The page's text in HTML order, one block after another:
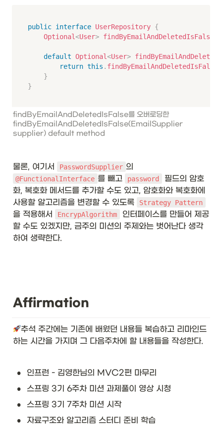
public interface UserRepository {
Optional<User> findByEmailAndDeletedIsFalse
default Optional<User>
return this . findByEmailAndDeletedIsFalse
}
}
findByEmailAndDeletedIsFalse를 오버로딩한
findByEmailAndDeletedIsFalse(EmailSupplier
supplier) default method
물론, 여기서 PasswordSupplier
@FunctionalInterface 를 빼고 password
필드의 암호
화, 복호화 메서드를 추가할 수도 있고, 암호화와 복호화에
사용할 알고리즘을 변경할 수 있도록
Strategy Pattern
을 적용해서 EncrypAlgorithm
인터페이스를 만들어 제공
할 수도 있겠지만, 금주의 미션의 주제와는 벗어난다 생각
하여 생략한다.
Affirmation
추석 주간에는 기존에 배웠던 내용들 복습하고 리마인드
하는 시간을 가지며 그 다음주차에 할 내용들을 작성한다.
• 인프런 - 김영한님의 MVC2편 마무리
• 스프링 3기 6주차 미션 과제풀이 영상 시청
• 스프링 3기 7주차 미션 시작
• 자료구조와 알고리즘 스터디 준비 학습